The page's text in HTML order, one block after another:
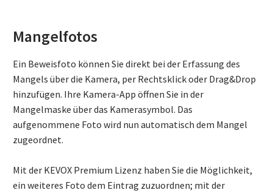
Mangelfotos
Ein Beweisfoto können Sie direkt bei der Erfassung des
Mangels über die Kamera, per Rechtsklick oder Drag&Drop
hinzufügen. Ihre Kamera-App öffnen Sie in der
Mangelmaske über das Kamerasymbol. Das
aufgenommene Foto wird nun automatisch dem Mangel
zugeordnet.
Mit der KEVOX Premium Lizenz haben Sie die Möglichkeit,
ein weiteres Foto dem Eintrag zuzuordnen; mit der